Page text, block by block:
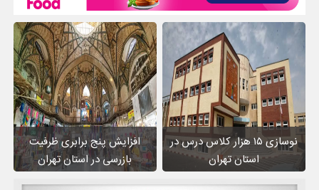
نوسازی ۱۵ هزار کلاس درس در
استان تهران
افزایش پنج برابری ظرفیت
بازرسی در استان تهران